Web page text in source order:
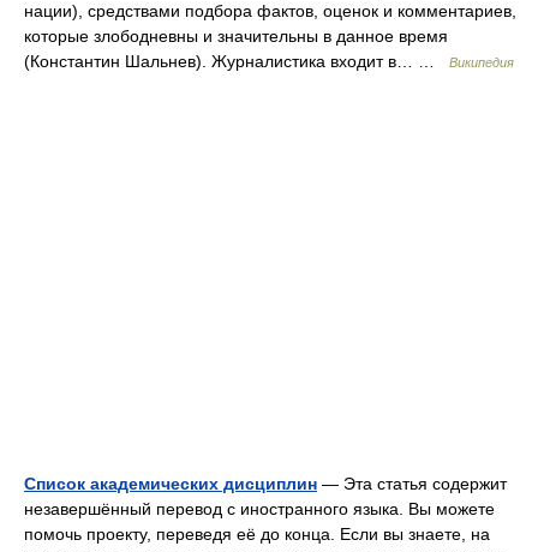
нации), средствами подбора фактов, оценок и комментариев,
которые злободневны и значительны в данное время
(Константин Шальнев). Журналистика входит в… …
Википедия
Список академических дисциплин — Эта статья содержит
незавершённый перевод с иностранного языка. Вы можете
помочь проекту, переведя её до конца. Если вы знаете, на